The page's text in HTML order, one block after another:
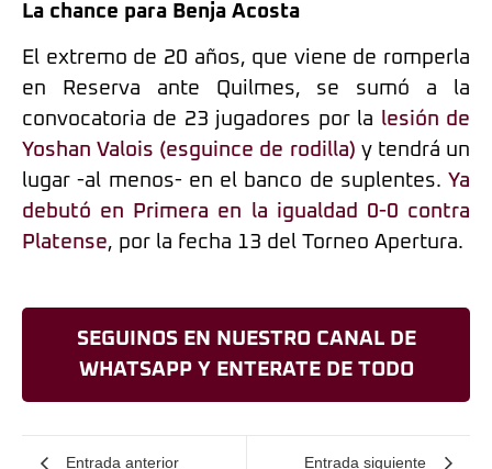
La chance para Benja Acosta
El extremo de 20 años, que viene de romperla
en Reserva ante Quilmes, se sumó a la
convocatoria de 23 jugadores por la lesión de
Yoshan Valois (esguince de rodilla) y tendrá un
lugar -al menos- en el banco de suplentes. Ya
debutó en Primera en la igualdad 0-0 contra
Platense, por la fecha 13 del Torneo Apertura.
SEGUINOS EN NUESTRO CANAL DE
WHATSAPP Y ENTERATE DE TODO
Entrada anterior Entrada siguiente